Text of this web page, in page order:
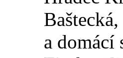
a domácí